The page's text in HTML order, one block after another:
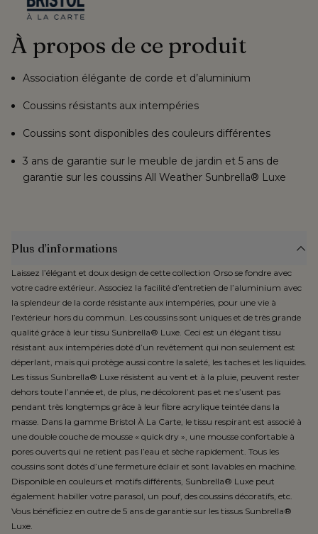
À propos de ce produit
Association élégante de corde et d’aluminium
Coussins résistants aux intempéries
Coussins sont disponibles des couleurs différentes
3 ans de garantie sur le meuble de jardin et 5 ans de
garantie sur les coussins All Weather Sunbrella® Luxe
Plus d’informations
Laissez l’élégant et doux design de cette collection Orso se fondre avec
votre cadre extérieur. Associez la facilité d’entretien de l’aluminium avec
la splendeur de la corde résistante aux intempéries, pour une vie à
l’extérieur hors du commun. Les coussins sont uniques et de très grande
qualité grâce à leur tissu Sunbrella® Luxe. Ceci est un élégant tissu
résistant aux intempéries doté d’un revêtement qui non seulement est
déperlant, mais qui protège aussi contre la saleté, les taches et les liquides.
Les tissus Sunbrella® Luxe résistent au vent et à la pluie, peuvent rester
dehors toute l’année et, de plus, ne décolorent pas et ne s’usent pas
pendant très longtemps grâce à leur fibre acrylique teintée dans la
masse. Dans la gamme Bristol À La Carte, le tissu respirant est associé à
une double couche de mousse « quick dry », une mousse confortable à
pores ouverts qui ne retient pas l’eau et sèche rapidement. Tous les
coussins sont dotés d’une fermeture éclair et sont lavables en machine.
Disponible en couleurs et motifs différents, Sunbrella® Luxe peut
également habiller votre parasol, un pouf, des coussins décoratifs, etc.
Vous bénéficiez en outre de 5 ans de garantie sur les tissus Sunbrella®
Luxe.